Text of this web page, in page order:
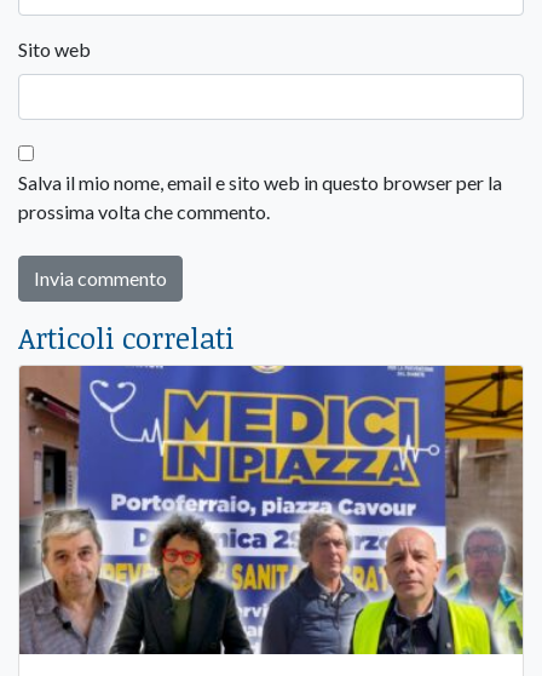
Sito web
Salva il mio nome, email e sito web in questo browser per la
prossima volta che commento.
Articoli correlati